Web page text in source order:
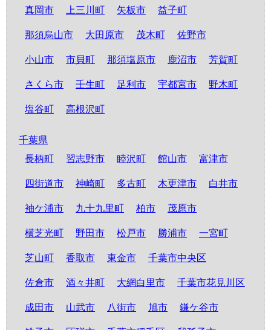
真岡市 上三川町 矢板市 益子町
那須烏山市 大田原市 茂木町 佐野市
小山市 市貝町 那須塩原市 鹿沼市 芳賀町
さくら市 壬生町 足利市 宇都宮市 野木町
塩谷町 高根沢町
千葉県
長柄町
習志野市 睦沢町 館山市 富津市
四街道市 神崎町 多古町 木更津市 白井市
袖ケ浦市 九十九里町 柏市 茂原市
横芝光町 野田市 松戸市 勝浦市 一宮町
芝山町 香取市 東金市 千葉市中央区
佐倉市 酒々井町 大網白里市 千葉市花見川区
成田市 山武市 八街市 旭市 鎌ケ谷市